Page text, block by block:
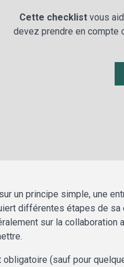
Cette checklist vous
devez prendre en compte
un principe simple, une
différentes étapes de
sur la
(sauf pour